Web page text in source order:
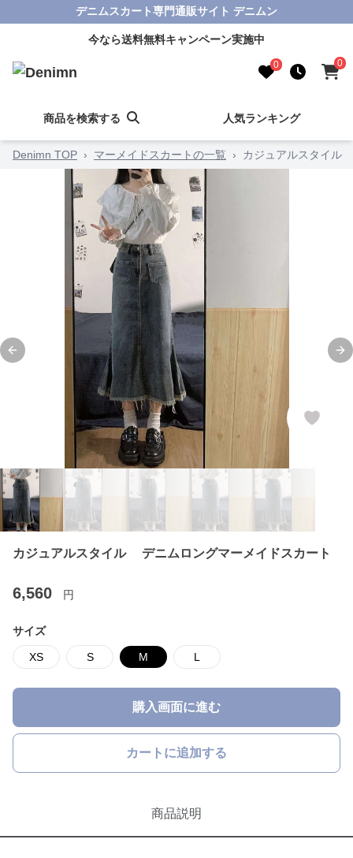
デニムスカート専門通販サイト デニムン
今なら送料無料キャンペーン実施中
0 0
商品を検索する 人気ランキング
Denimn TOP › マーメイドスカートの一覧 › カジュアルスタイル
Previous slide
カジュアルスタイル デニムロングマーメイドスカート
6,560 円
サイズ
XS S M L
購入画面に進む
カートに追加する
商品説明